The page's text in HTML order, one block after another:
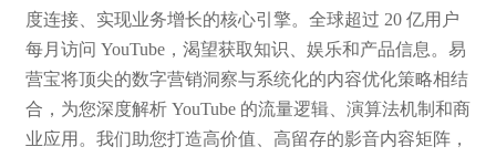
度连接、实现业务增长的核心引擎。全球超过 20 亿用户
每月访问 YouTube，渴望获取知识、娱乐和产品信息。易
营宝将顶尖的数字营销洞察与系统化的内容优化策略相结
合，为您深度解析 YouTube 的流量逻辑、演算法机制和商
业应用。我们助您打造高价值、高留存的影音内容矩阵，